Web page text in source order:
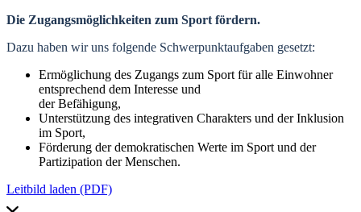
Die Zugangsmöglichkeiten zum Sport fördern.
Dazu haben wir uns folgende Schwerpunktaufgaben gesetzt:
Ermöglichung des Zugangs zum Sport für alle Einwohner
entsprechend dem Interesse und
der Befähigung,
Unterstützung des integrativen Charakters und der Inklusion
im Sport,
Förderung der demokratischen Werte im Sport und der
Partizipation der Menschen.
Leitbild laden (PDF)